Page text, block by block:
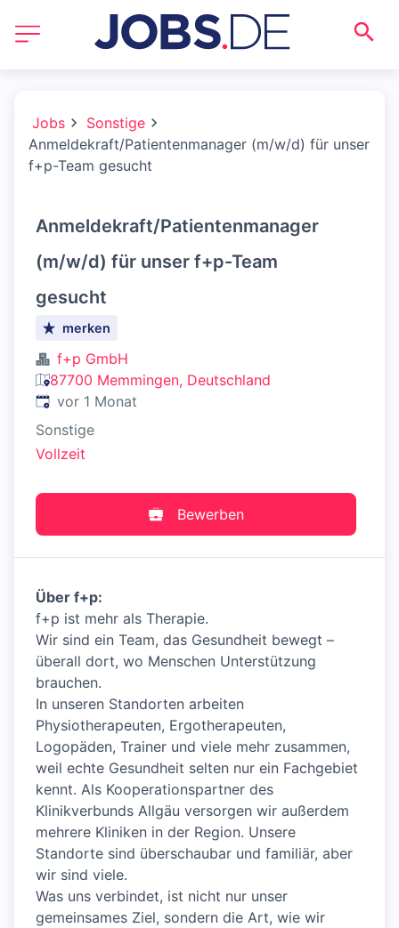
Jobs
Sonstige
Anmeldekraft/Patientenmanager (m/w/d) für unser
f+p-Team gesucht
Anmeldekraft/Patientenmanager
(m/w/d) für unser f+p-Team
gesucht
merken
f+p GmbH
87700 Memmingen, Deutschland
Veröffentlicht:
vor 1 Monat
Sonstige
Vollzeit
Bewerben
Über f+p:
f+p ist mehr als Therapie.
Wir sind ein Team, das Gesundheit bewegt –
überall dort, wo Menschen Unterstützung
brauchen.
In unseren Standorten arbeiten
Physiotherapeuten, Ergotherapeuten,
Logopäden, Trainer und viele mehr zusammen,
weil echte Gesundheit selten nur ein Fachgebiet
kennt. Als Kooperationspartner des
Klinikverbunds Allgäu versorgen wir außerdem
mehrere Kliniken in der Region. Unsere
Standorte sind überschaubar und familiär, aber
wir sind viele.
Was uns verbindet, ist nicht nur unser
gemeinsames Ziel, sondern die Art, wie wir